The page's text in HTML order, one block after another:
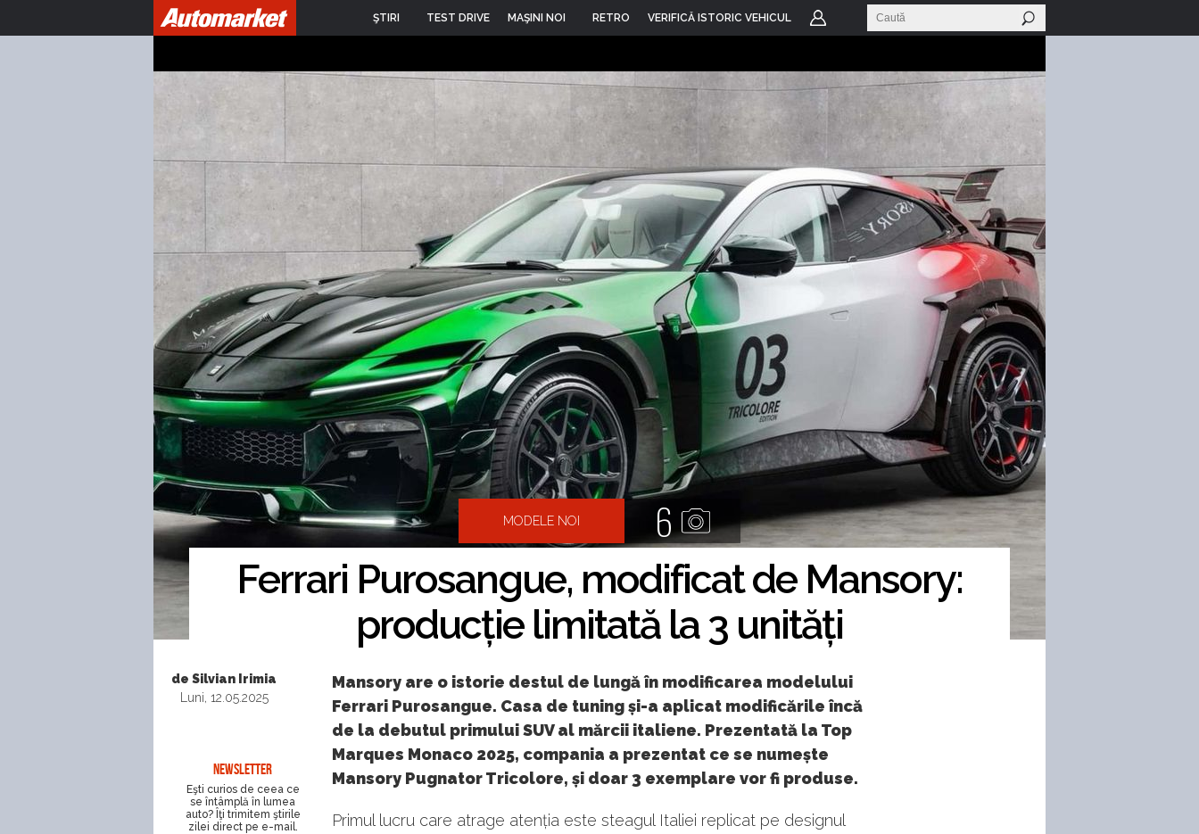
ŞTIRI TEST DRIVE MAŞINI NOI RETRO VERIFICĂ ISTORIC VEHICUL
MODELE NOI 6
Ferrari Purosangue, modificat de Mansory:
producție limitată la 3 unități
de Silvian Irimia
Luni, 12.05.2025
NEWSLETTER
Eşti curios de ceea ce
se întâmplă în lumea
auto? Îţi trimitem ştirile
zilei direct pe e-mail.
Mansory are o istorie destul de lungă în modificarea modelului
Ferrari Purosangue. Casa de tuning și-a aplicat modificările încă
de la debutul primului SUV al mărcii italiene. Prezentată la Top
Marques Monaco 2025, compania a prezentat ce se numește
Mansory Pugnator Tricolore, și doar 3 exemplare vor fi produse.
Primul lucru care atrage atenția este steagul Italiei replicat pe designul